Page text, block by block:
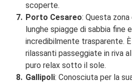
scoperte.
Porto Cesareo: Questa
lunghe spiagge di sabbia fine
incredibilmente trasparente.
rilassanti passeggiate in riva
puro relax sotto il sole.
Gallipoli: Conosciuta per la